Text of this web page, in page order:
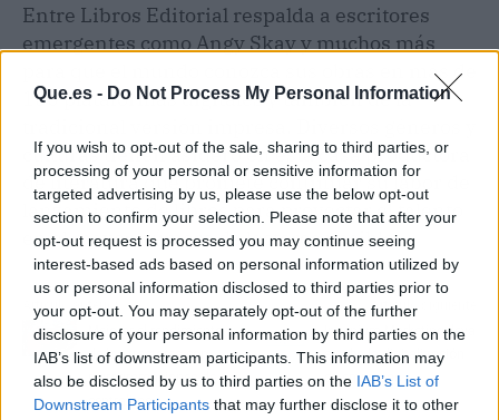
Que.es - Do Not Process My Personal Information
If you wish to opt-out of the sale, sharing to third parties, or
processing of your personal or sensitive information for
targeted advertising by us, please use the below opt-out
section to confirm your selection. Please note that after your
opt-out request is processed you may continue seeing
interest-based ads based on personal information utilized by
us or personal information disclosed to third parties prior to
your opt-out. You may separately opt-out of the further
disclosure of your personal information by third parties on the
IAB’s list of downstream participants. This information may
also be disclosed by us to third parties on the IAB’s List of
Downstream Participants that may further disclose it to other
Entre Libros Editorial respalda a escritores
emergentes como Angy Skay y muchos más
para que el mundo conozca sus obras en más de
150 plataformas digitales y también de la
culturas tienen asidero en esta casa productora
de literatura que promete continuar su labor de
lanzamiento de libros para proyectar el talento
en el mayor número de lectores posible.
Artículo anterior
Mejorar el rendimiento
de los tractores con
reprogramaciones de
centralitas
Artículo siguiente
Ingenium Marketing lleva
a cabo la digitalización
de empresas